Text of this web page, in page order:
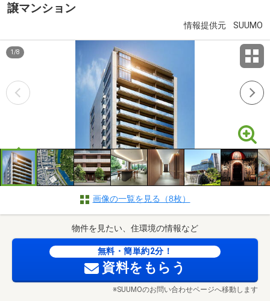
譲マンション
情報提供元 SUUMO
1 /8
画像の一覧を見る（8枚）
物件を見たい、住環境の情報など
無料・簡単約2分！
資料をもらう
※SUUMOのお問い合わせページへ移動します